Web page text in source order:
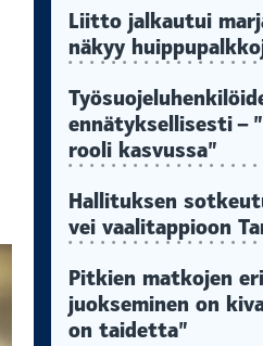
Liitto jalkautui
näkyy
ennätyksellisesti –
rooli kasvussa”
Hallituksen
vei vaalitappioon
Pitkien matkojen
juokseminen on
on taidetta”